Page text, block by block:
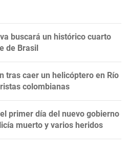
buscará un histórico cuarto
de Brasil
tras caer un helicóptero en Río
colombianas
primer día del nuevo gobierno
muerto y varios heridos